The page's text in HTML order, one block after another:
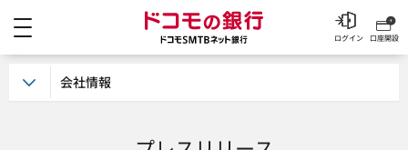
ドコモの銀行 ドコモ
口座開設
ログイン
会社情報